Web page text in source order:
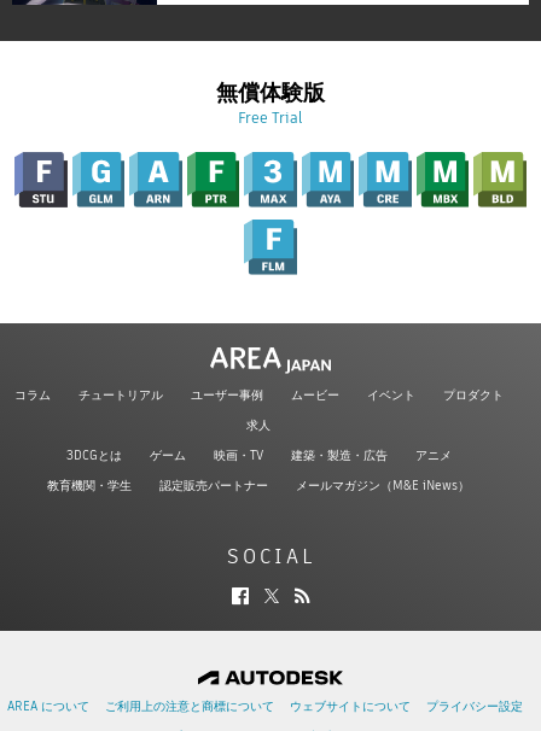
無償体験版
Free Trial
コラム チュートリアル ユーザー事例 ムービー イベント
プロダクト
求人
3DCGとは
ゲーム 映画・TV 建築・製造・広告
アニメ
教育機関・学生
認定販売パートナー メールマガジン（M&E iNews）
SOCIAL
AREA について ご利用上の注意と商標について ウェブサイトについて
プライバシー設定